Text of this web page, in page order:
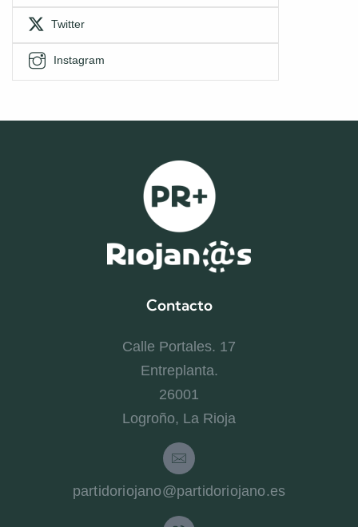
Twitter
Instagram
Contacto
Calle Portales. 17
Entreplanta.
26001
Logroño, La Rioja
partidoriojano@partidoriojano.es